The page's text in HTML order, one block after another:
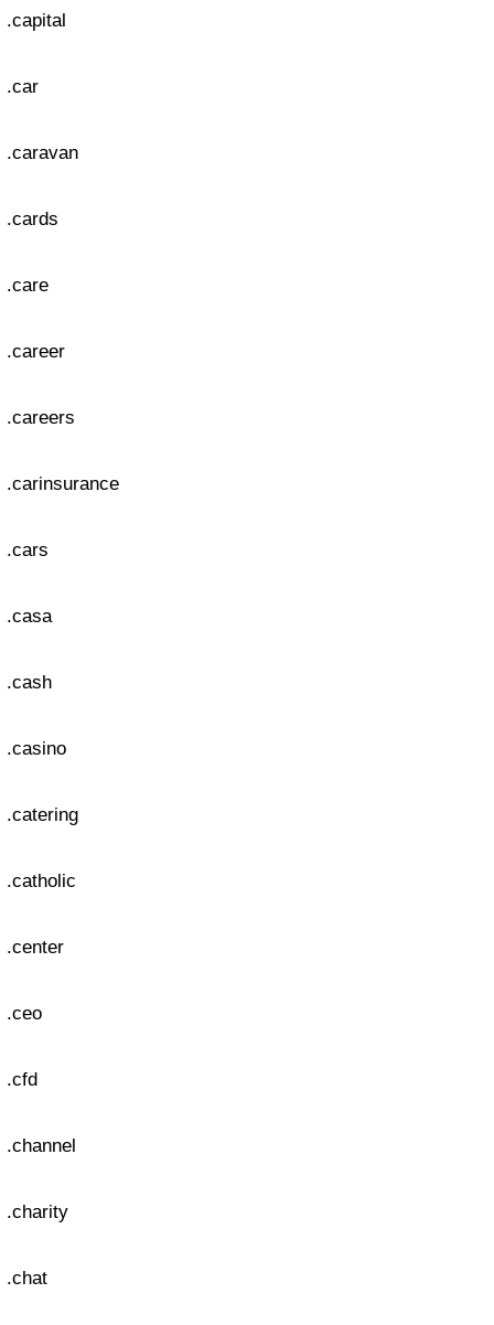
.capital
.car
.caravan
.cards
.care
.career
.careers
.carinsurance
.cars
.casa
.cash
.casino
.catering
.catholic
.center
.ceo
.cfd
.channel
.charity
.chat